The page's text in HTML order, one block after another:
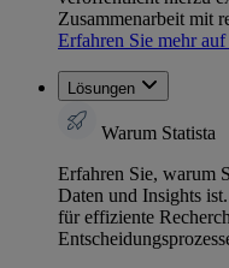
Zusammenarbeit mit
Erfahren Sie mehr auf
Lösungen
Warum Statista
Erfahren Sie, warum
Daten und Insights
für effiziente